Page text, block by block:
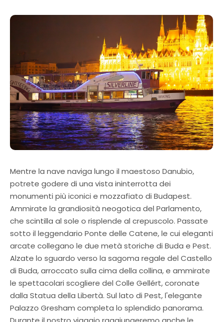
Mentre la nave naviga lungo il maestoso Danubio,
potrete godere di una vista ininterrotta dei
monumenti più iconici e mozzafiato di Budapest.
Ammirate la grandiosità neogotica del Parlamento,
che scintilla al sole o risplende al crepuscolo. Passate
sotto il leggendario Ponte delle Catene, le cui eleganti
arcate collegano le due metà storiche di Buda e Pest.
Alzate lo sguardo verso la sagoma regale del Castello
di Buda, arroccato sulla cima della collina, e ammirate
le spettacolari scogliere del Colle Gellért, coronate
dalla Statua della Libertà. Sul lato di Pest, l'elegante
Palazzo Gresham completa lo splendido panorama.